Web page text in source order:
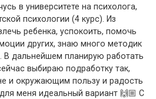
в университете на психолога,
психологии (4 курс). Из
ребенка, успокоить, помочь
других, знаю много методик
В дальнейшем планирую работать
выбираю подработку так,
и окружающим пользу и радость
меня идеальный вариант 🙌🏼 С